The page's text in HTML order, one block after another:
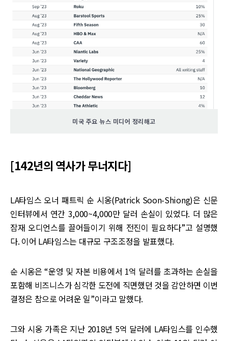
미국 주요 뉴스 미디어 정리해고
[142년의 역사가 무너지다]
LA타임스 오너 패트릭 순 시옹(Patrick Soon-Shiong)은 신문
인터뷰에서 연간 3,000~4,000만 달러 손실이 있었다. 더 많은
잠재 오디언스를 끌어들이기 위해 전진이 필요하다”고 설명했
다. 이어 LA타임스는 대규모 구조조정을 발표했다.
순 시옹은 “운영 및 자본 비용에서 1억 달러를 초과하는 손실을
포함해 비즈니스가 심각한 도전에 직면했던 것을 감안하면 이번
결정은 참으로 어려운 일”이라고 말했다.
그와 시옹 가족은 지난 2018년 5억 달러에 LA타임스를 인수했